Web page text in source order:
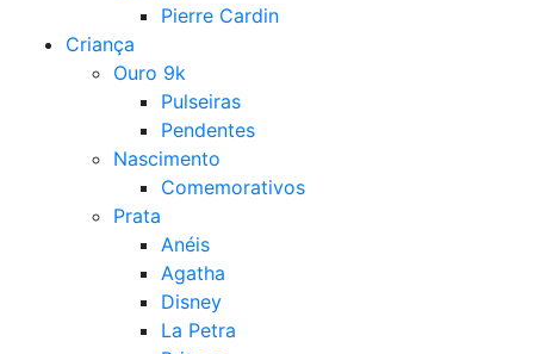
Pierre Cardin
Criança
Ouro 9k
Pulseiras
Pendentes
Nascimento
Comemorativos
Prata
Anéis
Agatha
Disney
La Petra